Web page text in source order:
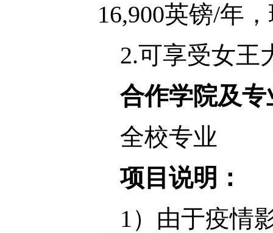
16,900英镑/年
2.可享受女王
合作学院及专
全校专业
项目说明：
1）由于疫情